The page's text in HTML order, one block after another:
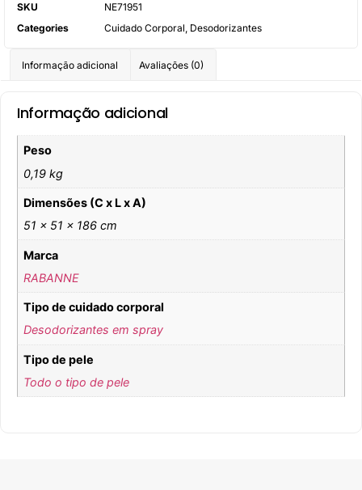
SKU
NE71951
Categories
Cuidado Corporal, Desodorizantes
Informação adicional Avaliações (0)
Informação adicional
Peso
0,19 kg
Dimensões (C x L x A)
51 × 51 × 186 cm
Marca
RABANNE
Tipo de cuidado corporal
Desodorizantes em spray
Tipo de pele
Todo o tipo de pele